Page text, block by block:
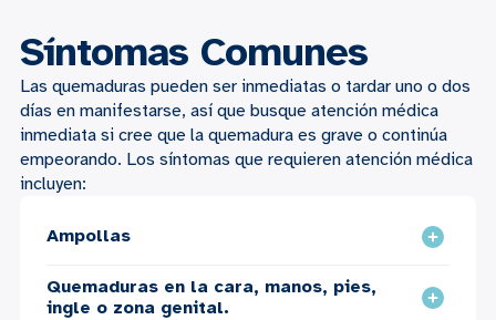
Síntomas Comunes
Las quemaduras pueden ser inmediatas o tardar uno o dos
días en manifestarse, así que busque atención médica
inmediata si cree que la quemadura es grave o continúa
empeorando. Los síntomas que requieren atención médica
incluyen:
Ampollas
Quemaduras en la cara, manos, pies,
ingle o zona genital.